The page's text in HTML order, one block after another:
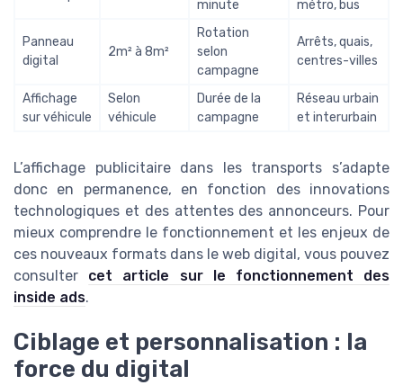
minute métro, bus
Panneau
digital
2m² à 8m²
Rotation
selon
campagne
Arrêts, quais,
centres-villes
Affichage
sur véhicule
Selon
véhicule
Durée de la
campagne
Réseau urbain
et interurbain
L’affichage publicitaire dans les transports s’adapte
donc en permanence, en fonction des innovations
technologiques et des attentes des annonceurs. Pour
mieux comprendre le fonctionnement et les enjeux de
ces nouveaux formats dans le web digital, vous pouvez
consulter cet article sur le fonctionnement des
inside ads.
Ciblage et personnalisation : la
force du digital